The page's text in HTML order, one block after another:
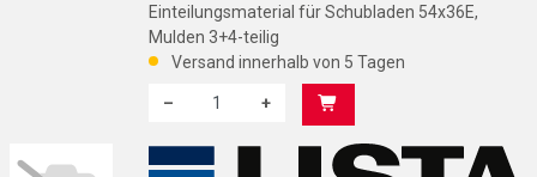
Einteilungsmaterial für Schubladen 54x36E,
Mulden 3+4-teilig
Versand innerhalb von 5 Tagen
–
+